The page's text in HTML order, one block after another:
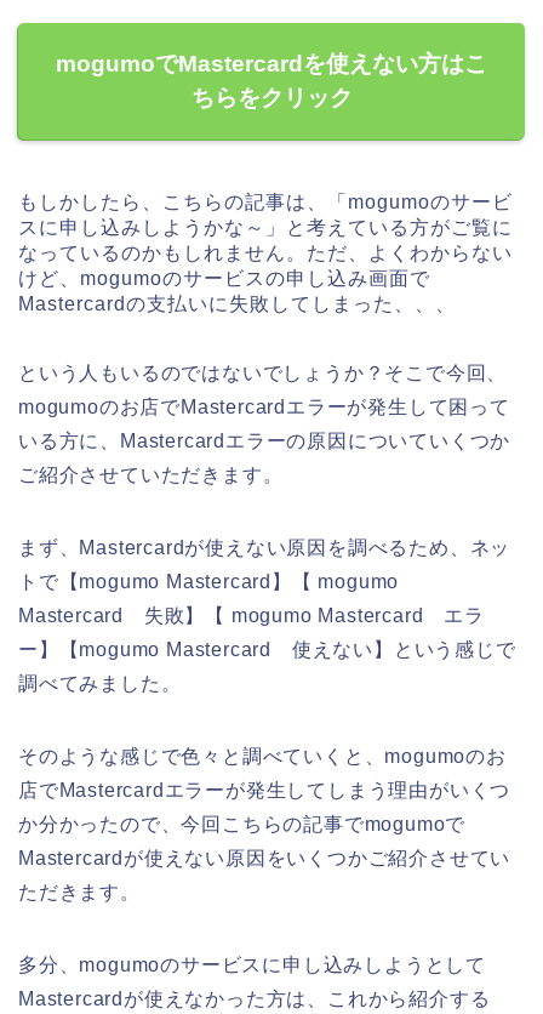
mogumoでMastercardを使えない方はこ
ちらをクリック
もしかしたら、こちらの記事は、「mogumoのサービ
スに申し込みしようかな～」と考えている方がご覧に
なっているのかもしれません。ただ、よくわからない
けど、mogumoのサービスの申し込み画面で
Mastercardの支払いに失敗してしまった、、、
という人もいるのではないでしょうか？そこで今回、
mogumoのお店でMastercardエラーが発生して困って
いる方に、Mastercardエラーの原因についていくつか
ご紹介させていただきます。
まず、Mastercardが使えない原因を調べるため、ネッ
トで【mogumo Mastercard】【 mogumo
Mastercard 失敗】【 mogumo Mastercard エラ
ー】【mogumo Mastercard 使えない】という感じで
調べてみました。
そのような感じで色々と調べていくと、mogumoのお
店でMastercardエラーが発生してしまう理由がいくつ
か分かったので、今回こちらの記事でmogumoで
Mastercardが使えない原因をいくつかご紹介させてい
ただきます。
多分、mogumoのサービスに申し込みしようとして
Mastercardが使えなかった方は、これから紹介する